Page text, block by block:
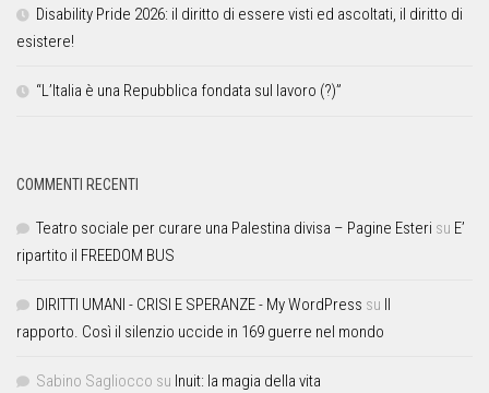
Disability Pride 2026: il diritto di essere visti ed ascoltati, il diritto di
esistere!
“L’Italia è una Repubblica fondata sul lavoro (?)”
COMMENTI RECENTI
Teatro sociale per curare una Palestina divisa – Pagine Esteri su E’
ripartito il FREEDOM BUS
DIRITTI UMANI - CRISI E SPERANZE - My WordPress su
rapporto. Così il silenzio uccide in 169 guerre nel mondo
Sabino Sagliocco su Inuit: la magia della vita